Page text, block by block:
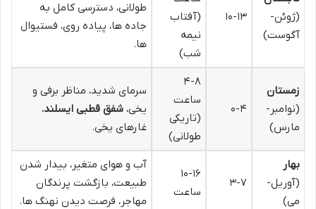
(ژوئن-
آگوست)
۱۰-۱۳
(آفتاب
نیمه
شب)
طولانی، دسترسی کامل به
جاده ها، پیاده روی، فستیوال
ها.
زمستان
(نوامبر-
مارس)
۰-۴
۴-۸
ساعت
(تاریکی
طولانی)
سرمای شدید، مناظر برفی و
یخی، شفق قطبی ایسلند،
غارهای یخی.
بهار
(آوریل-
می)
۳-۷
۱۰-۱۶
ساعت
آب و هوای متغیر، بیدار شدن
طبیعت، بازگشت پرندگان
مهاجر، فرصت دیدن نهنگ ها.